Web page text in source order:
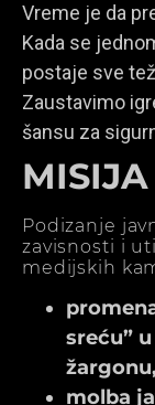
Vreme je da
Kada se
postaje sve
Zaustavimo
šansu za
MISIJA
Podizanje
zavisnosti i
medijskih
sreću”
molba